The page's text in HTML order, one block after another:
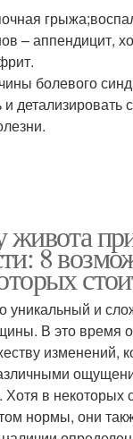
– аппендицит,
болевого
и
живота
8
уникальный и
В это время
изменений,
в некоторых
нормы, они